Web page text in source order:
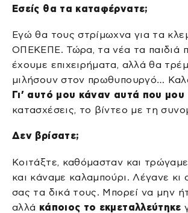
Εσείς θα τα καταφέρνατε;
Εγώ θα τους στρίμωχνα για τα
ΟΠΕΚΕΠΕ. Τώρα, τα νέα τα παιδιά
έχουμε επιχειρήματα, αλλά θα
μιλήσουν στον πρωθυπουργό…
Γι’ αυτό μου κάναν αυτά που μου
κατασχέσεις, το βίντεο με τη
Δεν βρίσατε;
Κοιτάξτε, καθόμασταν και
και κάναμε καλαμπούρι. Λέγανε κι
σας τα δικά τους. Μπορεί να μην
αλλά κάποιος το εκμεταλλεύτηκε